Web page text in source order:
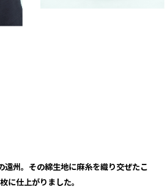
遠州。その綿生地に麻糸を織り交ぜたこ
に仕上がりました。